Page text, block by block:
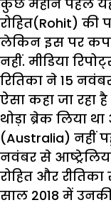
कुछ महीने पहले
रोहित(Rohit) की
लेकिन इस पर
नहीं. मीडिया
रितिका ने 15
ऐसा कहा जा रहा
थोड़ा ब्रेक लिया
(Australia) नहीं
नवंबर से
रोहित और
साल 2018 में